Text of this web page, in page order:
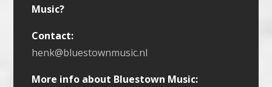
Music?
Contact:
henk@bluestownmusic.nl
More info about Bluestown Music: